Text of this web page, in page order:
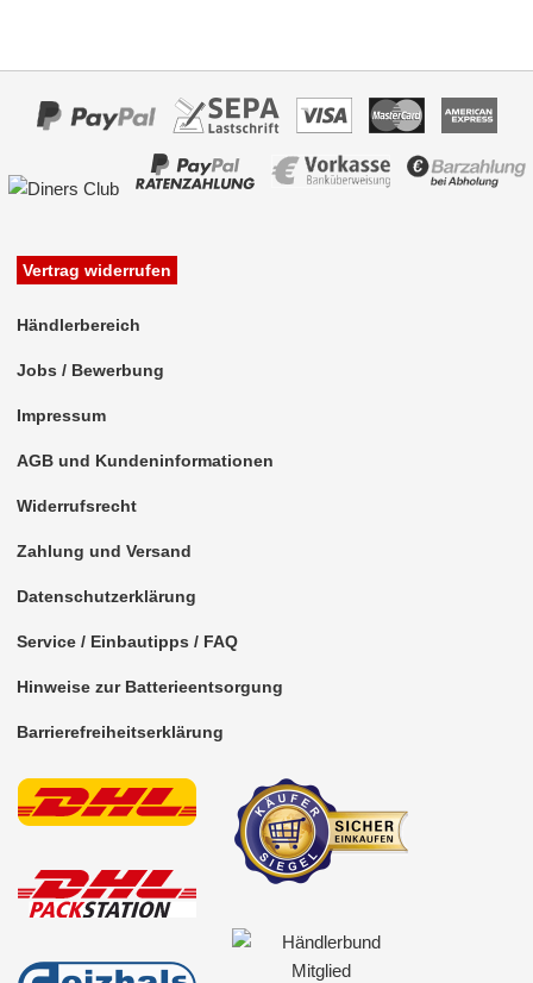
Zubehör
Aktivsystemadapter
Antennenkabel
Fakra D (Telefon)
Fakra E (TV)
Fakra G (DAB)
Fakra H (WLAN)
Fakra I (WLAN)
Fakra K (Funk)
Fakra ohne Gehäuse
Fakra ohne Gehäuse
Fakra Z (Universal)
FME
Vertrag widerrufen
Händlerbereich
Jobs / Bewerbung
Impressum
AGB und Kundeninformationen
Widerrufsrecht
Zahlung und Versand
Datenschutzerklärung
Service / Einbautipps / FAQ
Hinweise zur Batterieentsorgung
Barrierefreiheitserklärung